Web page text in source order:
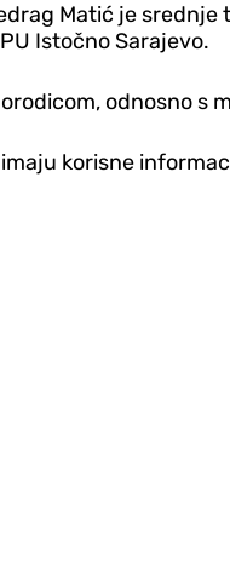
Matić je
Istočno Sarajevo.
odnosno s
korisne